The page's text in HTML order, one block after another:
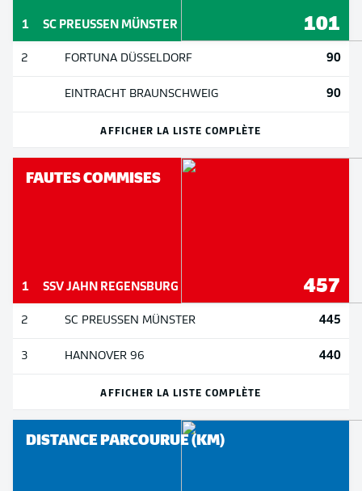
1 SC PREUSSEN MÜNSTER 101
2 FORTUNA DÜSSELDORF 90
EINTRACHT BRAUNSCHWEIG 90
AFFICHER LA LISTE COMPLÈTE
FAUTES COMMISES
1 SSV JAHN REGENSBURG 457
2 SC PREUSSEN MÜNSTER 445
3 HANNOVER 96 440
AFFICHER LA LISTE COMPLÈTE
DISTANCE PARCOURUE (KM)